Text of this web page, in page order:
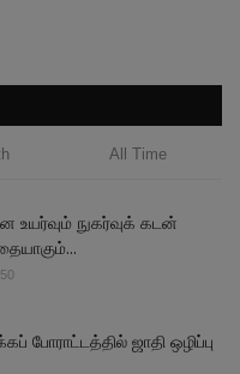
All Time
நுகர்வுக் கடன்
50
போராட்டத்தில் ஜாதி ஒழிப்பு